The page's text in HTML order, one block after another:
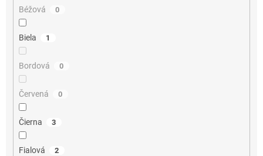
Béžová 0
Biela 1
Bordová 0
Červená 0
Čierna 3
Fialová 2